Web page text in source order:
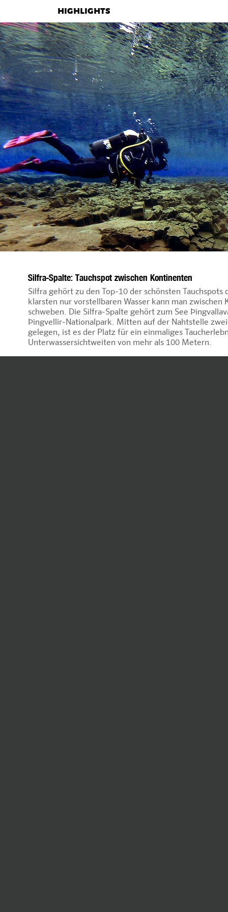
HIGHLIGHTS
Silfra-Spalte: Tauchspot zwischen Kontinenten
Silfra gehört zu den Top-10 der schönsten Tauchspots
klarsten nur vorstellbaren Wasser kann man zwischen
schweben. Die Silfra-Spalte gehört zum See
Þingvellir-Nationalpark. Mitten auf der Nahtstelle
gelegen, ist es der Platz für ein einmaliges
Unterwassersichtweiten von mehr als 100 Metern.